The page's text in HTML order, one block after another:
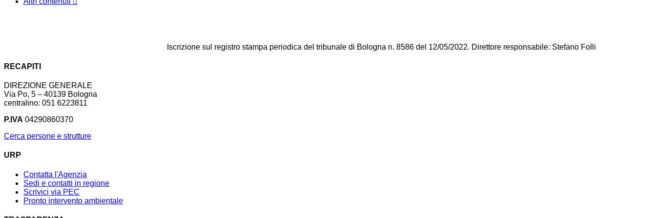
Iscrizione sul registro stampa periodica del tribunale di Bologna n. 8586 del 12/05/2022. Direttore responsabile: Stefano Folli
RECAPITI
DIREZIONE GENERALE
Via Po, 5 – 40139 Bologna
centralino: 051 6223811
P.IVA 04290860370
Cerca persone e strutture
URP
Contatta l'Agenzia
Sedi e contatti in regione
Scrivici via PEC
Pronto intervento ambientale